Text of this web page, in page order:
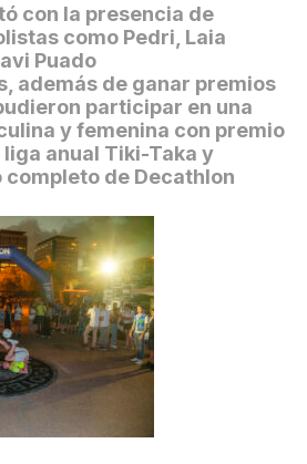
con la presencia de
como Pedri, Laia
Puado
además de ganar premios
participar en una
y femenina con premio
liga anual Tiki-Taka y
de Decathlon